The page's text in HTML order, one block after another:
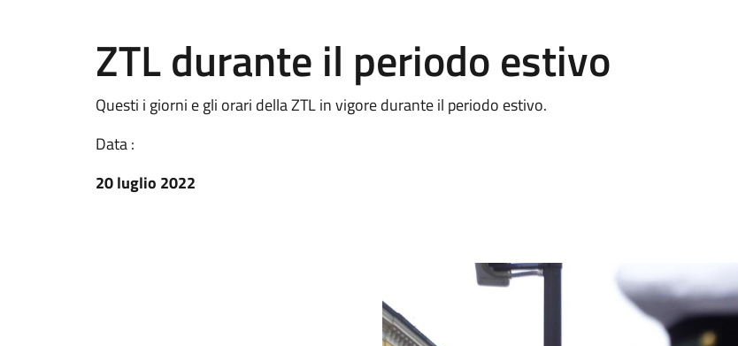
ZTL durante il periodo estivo
Questi i giorni e gli orari della ZTL in vigore durante il periodo estivo.
Data :
20 luglio 2022